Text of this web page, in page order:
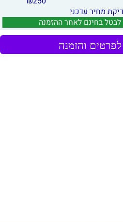
מחיר עדכני
לבטל בחינם לאחר ההזמנה
לפרטים והזמנה